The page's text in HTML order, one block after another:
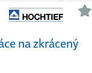
na zkrácený